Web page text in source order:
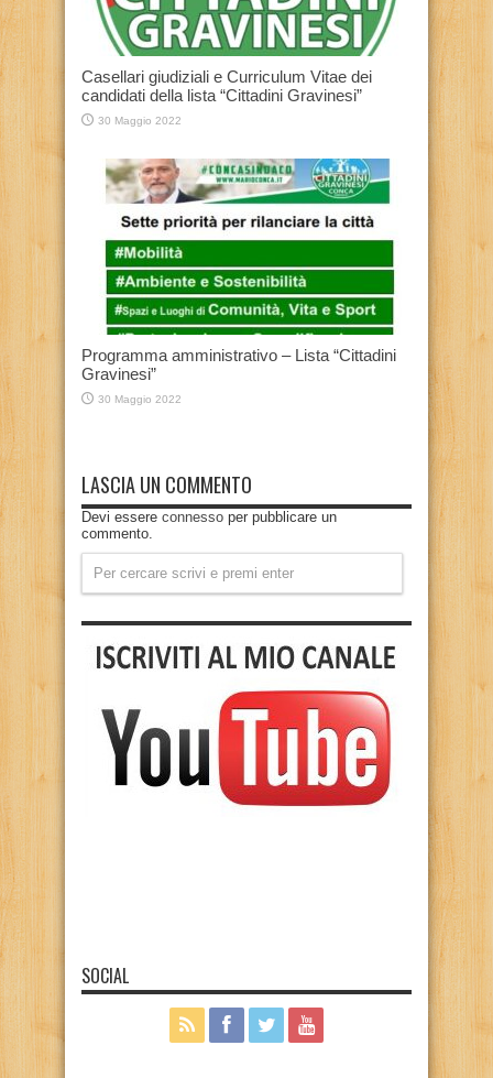
Casellari giudiziali e Curriculum Vitae dei
candidati della lista “Cittadini Gravinesi”
30 Maggio 2022
Programma amministrativo – Lista “Cittadini
Gravinesi”
30 Maggio 2022
LASCIA UN COMMENTO
Devi essere connesso per pubblicare un
commento.
SOCIAL